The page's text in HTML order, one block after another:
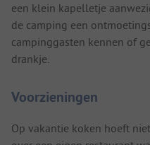
een klein kapelletje
de camping een
campinggasten kennen of
drankje.
Voorzieningen
Op vakantie koken hoeft